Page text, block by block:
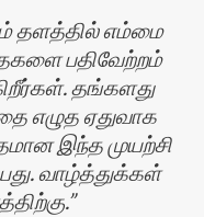
தளத்தில் எம்மை
பதிவேற்றம்
தங்களது
எழுத ஏதுவாக
இந்த முயற்சி
வாழ்த்துக்கள்